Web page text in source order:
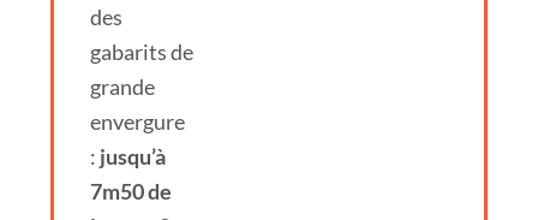
des
gabarits de
grande
envergure
: jusqu’à
7m50 de